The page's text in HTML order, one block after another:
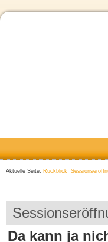
Aktuelle Seite: Rückblick
Da kann ja